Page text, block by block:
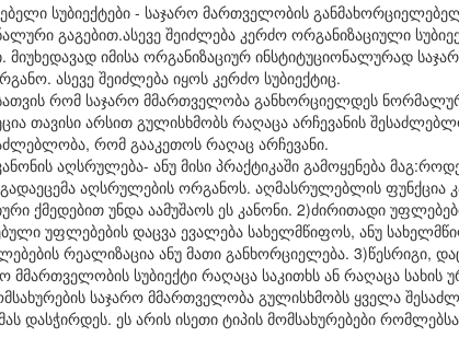
სუბიექტები - საჯარო მართველობის
გაგებით.ასევე შეიძლება კერძო ორგანიზაციული
იმისა ორგანიზაციურ ინსტიტუციონალურად
ასევე შეიძლება იყოს კერძო სუბიექტიც.
რომ საჯარო მმართველობა განხორციელდეს
თავისი არსით გულისხმობს რაღაცა არჩევანის
რომ გააკეთოს რაღაც არჩევანი.
აღსრულება- ანუ მისი პრაქტიკაში გამოყენება
გადაეცემა აღსრულების ორგანოს. აღმასრულებლის ფუნქცია
ქმედებით უნდა აამუშაოს ეს კანონი. 2)ძირითადი
უფლებების დაცვა ევალება სახელმწიფოს, ანუ
რეალიზაცია ანუ მათი განხორციელება. 3)წესრიგი,
მმართველობის სუბიექტი რაღაცა საკითხს ან რაღაცა სახის
საჯარო მმართველობა გულისხმობს ყველა
დასჭირდეს. ეს არის ისეთი ტიპის მომსახურებები